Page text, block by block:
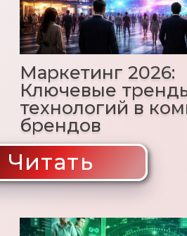
пропустить
ФИО
Ваш email
Ваш телефон
+7
Я даю согласие на обработку персональных
ОТПРАВИТЬ